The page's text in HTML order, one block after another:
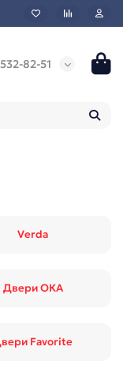
82-51
Verda
Двери ОКА
Favorite